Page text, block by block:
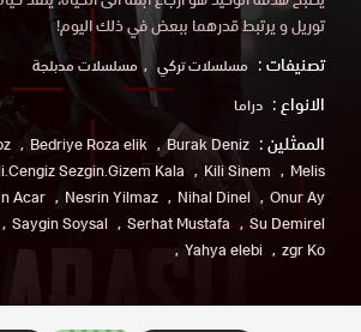
توريل و يرتبط قدرهما ببعض في ذلك اليوم!
تصنيفات : مسلسلات تركي مسلسلات مدبلجة
الانواع : دراما
الممثلين : Bedriye Roza elik
Burak Deniz
Sezgin.Gizem Kala
Kili Sinem
Melis
Acar Nesrin Yilmaz Nihal Dinel
Onur Ay
Saygin Soysal Serhat Mustafa
Su Demirel
Yahya elebi
zgr Ko